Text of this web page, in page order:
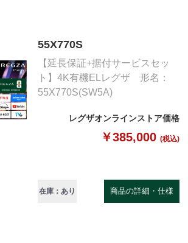
55X770S
【延長保証+据付サービスセッ
ト】4K有機ELレグザ 形名：
55X770S(SW5A)
レグザオンラインストア価格
￥385,000 (税込)
在庫：あり 商品の詳細・仕様